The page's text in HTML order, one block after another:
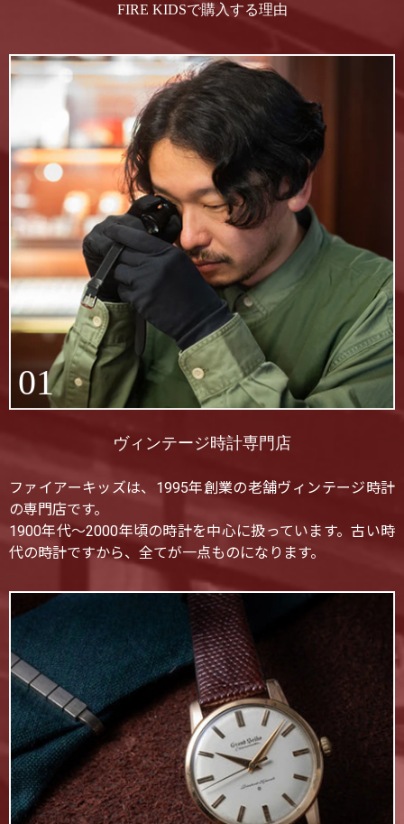
FIRE KIDSで購入する理由
01
ヴィンテージ時計専門店
ファイアーキッズは、1995年創業の老舗ヴィンテージ時計
の専門店です。
1900年代〜2000年頃の時計を中心に扱っています。古い時
代の時計ですから、全てが一点ものになります。